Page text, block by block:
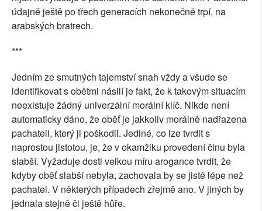
údajně ještě po třech generacích nekonečně trpí, na
arabských bratrech.
***
Jedním ze smutných tajemství snah vždy a všude se
identifikovat s obětmi násilí je fakt, že k takovým situacím
neexistuje žádný univerzální morální klíč. Nikde není
automaticky dáno, že oběť je jakkoliv morálně nadřazena
pachateli, který ji poškodil. Jediné, co lze tvrdit s
naprostou jistotou, je, že v okamžiku provedení činu byla
slabší. Vyžaduje dosti velkou míru arogance tvrdit, že
kdyby oběť slabší nebyla, zachovala by se jistě lépe než
pachatel. V některých případech zřejmě ano. V jiných by
jednala stejně či ještě hůře.